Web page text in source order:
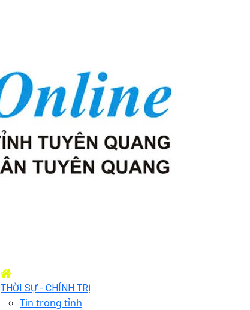
THỜI SỰ - CHÍNH TRỊ
Tin trong tỉnh